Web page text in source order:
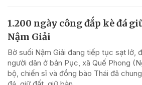
1.200 ngày công đắp kè đá
Nậm Giải
Bờ suối Nậm Giải đang tiếp tục sạt lở,
người dân ở bản Pục, xã Quế Phong
bộ, chiến sĩ và đồng bào Thái đã